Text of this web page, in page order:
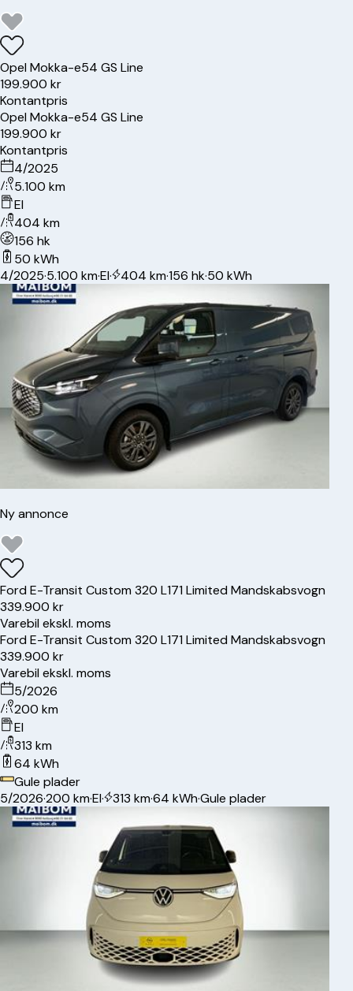
OpelMokka-e54 GS Line
199.900 kr
Kontantpris
OpelMokka-e54 GS Line
199.900 kr
Kontantpris
4/2025
5.100 km
El
404 km
156 hk
50 kWh
4/2025·5.100 km·El· 404 km·156 hk·50 kWh
Ny annonce
FordE-Transit Custom 320 L171 Limited Mandskabsvogn
339.900 kr
Varebil ekskl. moms
FordE-Transit Custom 320 L171 Limited Mandskabsvogn
339.900 kr
Varebil ekskl. moms
5/2026
200 km
El
313 km
64 kWh
Gule plader
5/2026·200 km·El· 313 km·64 kWh·Gule plader